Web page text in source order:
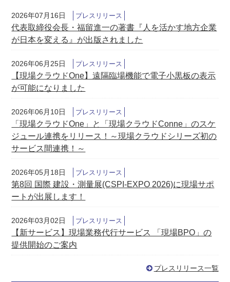
2026年07月16日 プレスリリース
代表取締役会長・福留進一の著書『人を活かす地方企業
が日本を変える』が出版されました
2026年06月25日 プレスリリース
【現場クラウドOne】遠隔臨場機能で電子小黒板の表示
が可能になりました
2026年06月10日 プレスリリース
「現場クラウドOne」と「現場クラウドConne」のスケ
ジュール連携をリリース！～現場クラウドシリーズ初の
サービス間連携！～
2026年05月18日 プレスリリース
第8回 国際 建設・測量展(CSPI-EXPO 2026)に現場サポ
ートが出展します！
2026年03月02日 プレスリリース
【新サービス】現場業務代行サービス 「現場BPO」の
提供開始のご案内
プレスリリース一覧